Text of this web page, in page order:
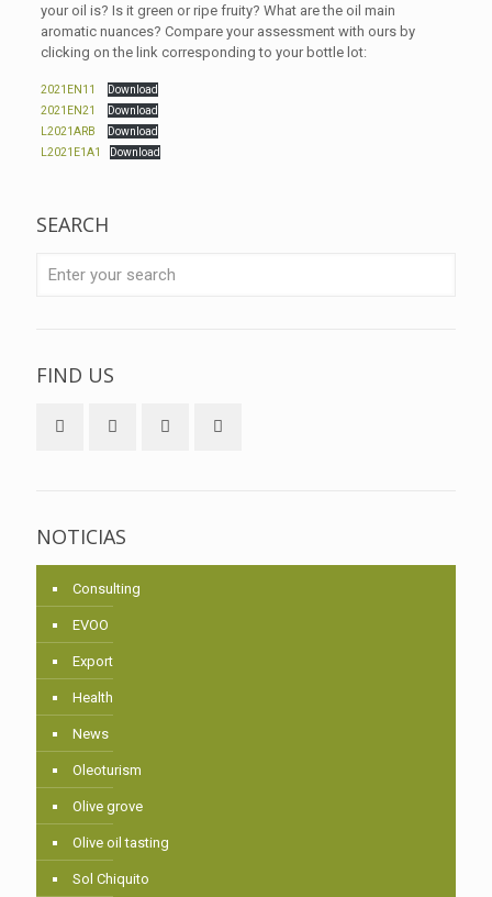
your oil is? Is it green or ripe fruity? What are the oil main
aromatic nuances? Compare your assessment with ours by
clicking on the link corresponding to your bottle lot:
2021EN11
Download
2021EN21
Download
L2021ARB
Download
L2021E1A1
Download
SEARCH
FIND US
NOTICIAS
Consulting
EVOO
Export
Health
News
Oleoturism
Olive grove
Olive oil tasting
Sol Chiquito